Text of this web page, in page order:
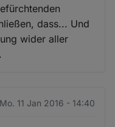
dass... Und
wider aller
Mo. 11 Jan 2016 - 14:40